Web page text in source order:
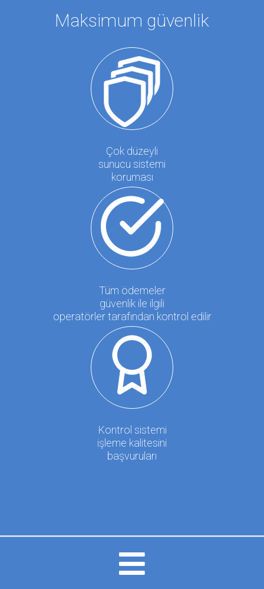
Maksimum güvenlik
Çok düzeyli
sunucu sistemi
koruması
Tüm ödemeler
güvenlik ile ilgili
operatörler tarafından kontrol edilir
Kontrol sistemi
işleme kalitesini
başvuruları